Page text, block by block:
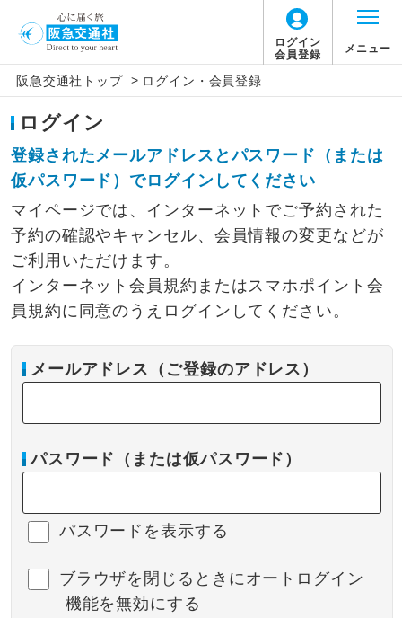
ログイン
会員登録
メニュー
阪急交通社トップ > ログイン・会員登録
ログイン
登録されたメールアドレスとパスワード（または
仮パスワード）でログインしてください
マイページでは、インターネットでご予約された
予約の確認やキャンセル、会員情報の変更などが
ご利用いただけます。
インターネット会員規約またはスマホポイント会
員規約に同意のうえログインしてください。
メールアドレス（ご登録のアドレス）
パスワード（または仮パスワード）
パスワードを表示する
ブラウザを閉じるときにオートログイン
機能を無効にする